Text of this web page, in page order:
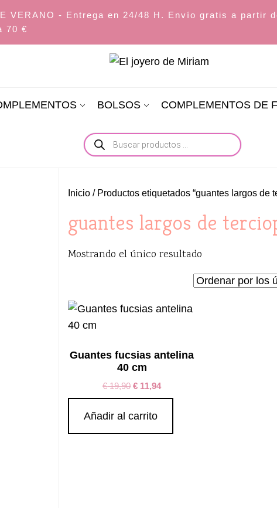
VERANO - Entrega en 24/48 H. Envío gratis a partir
70 €
joyero
Miriam
BOLSOS COMPLEMENTOS DE
Búsqueda
de
productos
Inicio / Productos etiquetados “guantes largos de
guantes largos de
Mostrando el único resultado
Guantes fucsias antelina
40 cm
€19,90 € 11,94
Añadir al carrito